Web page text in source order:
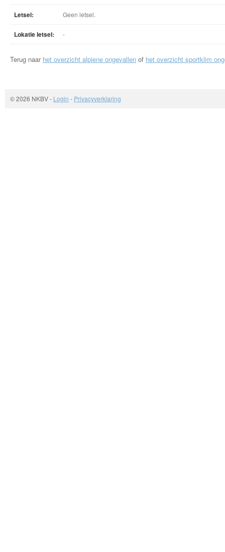
Letsel: Geen letsel.
Lokatie letsel: -
Terug naar het overzicht alpiene ongevallen of het overzicht sportklim
© 2026 NKBV- Login - Privacyverklaring